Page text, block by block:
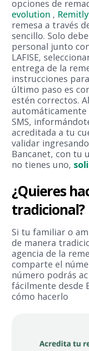
opciones de
evolution , Remitly
remesa a través
sencillo. Solo
personal junto
LAFISE,
entrega de la
instrucciones
último paso es
estén correctos.
SMS,
acreditada a tu
validar
Bancanet, con tu
no tienes uno,
¿Quieres
tradicional?
Si tu familiar o
de manera
agencia de la
comparte el
número podrás
fácilmente desde
cómo hacerlo